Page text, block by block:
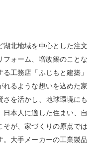
湖北地域を中心とした注文
フォーム、増改築のことな
工務店「ふじもと建築」
れるような想いを込めた家
を活かし、地球環境にも
日本人に適した住まい、自
そが、家づくりの原点では
。大手メーカーの工業製品